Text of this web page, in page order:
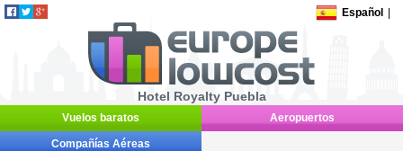
Español
Hotel Royalty Puebla
Vuelos baratos Aeropuertos
Compañías Aéreas